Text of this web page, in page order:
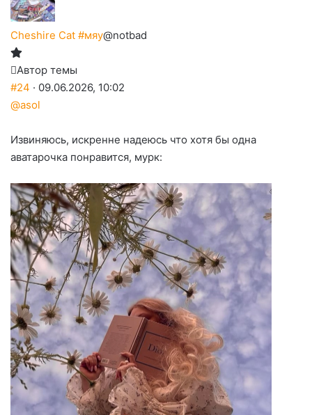
Cheshire Cat #мяу@notbad
Автор темы
#24 · 09.06.2026, 10:02
@asol
Извиняюсь, искренне надеюсь что хотя бы одна
аватарочка понравится, мурк: